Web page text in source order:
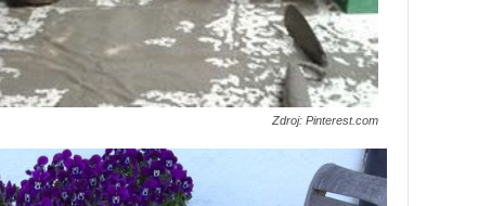
Zdroj: Pinterest.com